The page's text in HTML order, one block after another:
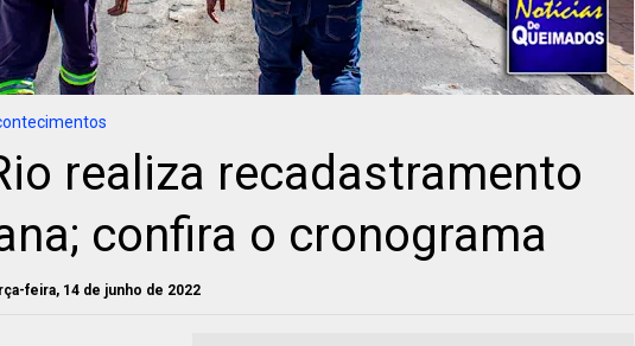
realiza recadastramento
confira o cronograma
feira, 14 de junho de 2022